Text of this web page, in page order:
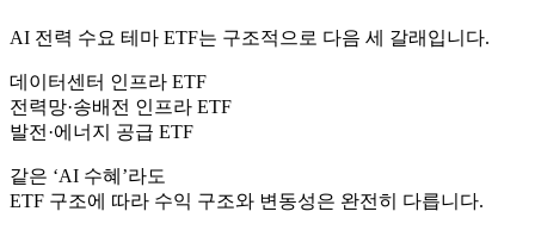
AI 전력 수요 테마 ETF는 구조적으로 다음 세 갈래입니다.
데이터센터 인프라 ETF
전력망·송배전 인프라 ETF
발전·에너지 공급 ETF
같은 ‘AI 수혜’라도
ETF 구조에 따라 수익 구조와 변동성은 완전히 다릅니다.